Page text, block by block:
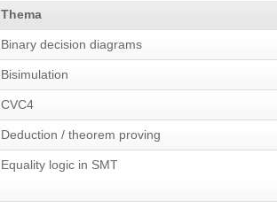
Thema
Binary decision diagrams
Bisimulation
CVC4
Deduction / theorem proving
Equality logic in SMT